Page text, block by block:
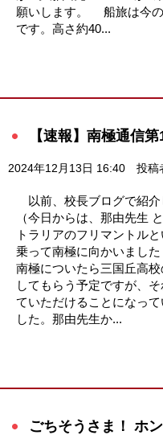
願いします。 船旅は今の
です。高さ約40...
【速報】南極通信
2024年12月13日 16:40 投稿
以前、校長ブログで紹介
（今日からは、那由先生
トラリアのフリマントル
乗って南極に向かいまし
南極についたら三国丘高
してもらう予定ですが、
ていただけることになっ
した。那由先生か...
ごちそうさま！ ホ